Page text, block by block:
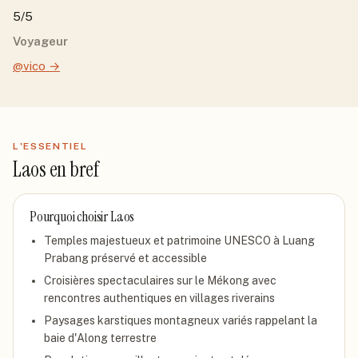
5/5
Voyageur
@vico →
L'ESSENTIEL
Laosen bref
Pourquoi choisirLaos
Temples majestueux et patrimoine UNESCO à Luang
Prabang préservé et accessible
Croisières spectaculaires sur le Mékong avec
rencontres authentiques en villages riverains
Paysages karstiques montagneux variés rappelant la
baie d'Along terrestre